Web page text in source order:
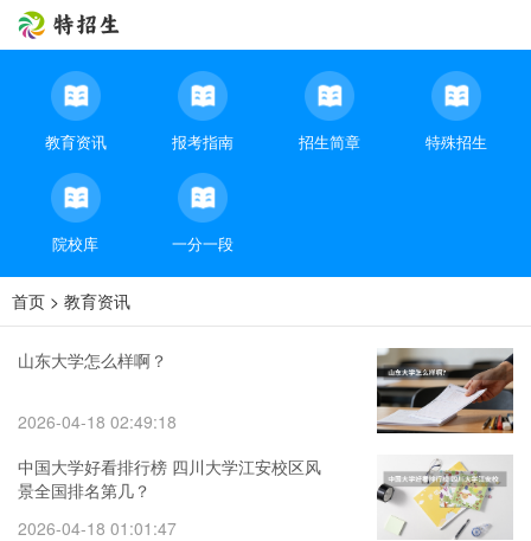
教育资讯 报考指南 招生简章 特殊招生
院校库 一分一段
首页 > 教育资讯
山东大学怎么样啊？
2026-04-18 02:49:18
中国大学好看排行榜 四川大学江安校区风
景全国排名第几？
2026-04-18 01:01:47